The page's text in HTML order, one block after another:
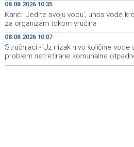
11:09
Svečani doček Zelenskog u
razgovora odnosi Srbije i Ukrajine
10:54
U ŽZH brojne vatrogasne
Kongori
08.08.2026 10:35
Karić: 'Jedite svoju vodu', unos vode
za organizam tokom vrućina
08.08.2026 10:07
Stručnjaci - Uz nizak nivo količine vode
problem netretirane komunalne